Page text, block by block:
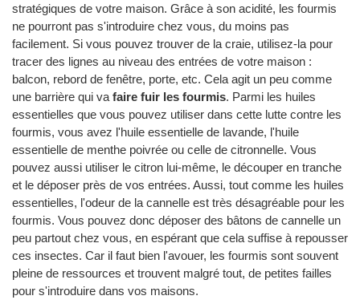
stratégiques de votre maison. Grâce à son acidité, les fourmis
ne pourront pas s'introduire chez vous, du moins pas
facilement. Si vous pouvez trouver de la craie, utilisez-la pour
tracer des lignes au niveau des entrées de votre maison :
balcon, rebord de fenêtre, porte, etc. Cela agit un peu comme
une barrière qui va faire fuir les fourmis. Parmi les huiles
essentielles que vous pouvez utiliser dans cette lutte contre les
fourmis, vous avez l'huile essentielle de lavande, l'huile
essentielle de menthe poivrée ou celle de citronnelle. Vous
pouvez aussi utiliser le citron lui-même, le découper en tranche
et le déposer près de vos entrées. Aussi, tout comme les huiles
essentielles, l'odeur de la cannelle est très désagréable pour les
fourmis. Vous pouvez donc déposer des bâtons de cannelle un
peu partout chez vous, en espérant que cela suffise à repousser
ces insectes. Car il faut bien l'avouer, les fourmis sont souvent
pleine de ressources et trouvent malgré tout, de petites failles
pour s'introduire dans vos maisons.